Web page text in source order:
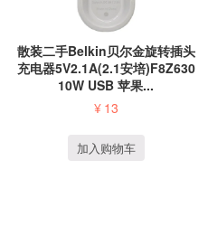
散装二手Belkin贝尔金旋转插头
充电器5V2.1A(2.1安培)F8Z630
10W USB 苹果...
¥ 13
加入购物车